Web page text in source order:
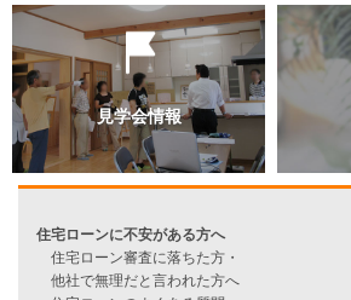
過去のブログ（月別）